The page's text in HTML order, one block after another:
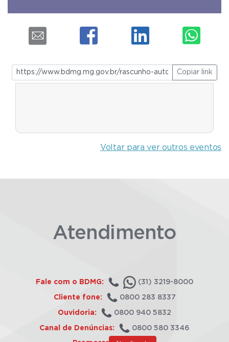
Copiar link
Voltar para ver outros eventos
Atendimento
Fale com o BDMG: (31) 3219-8000
Cliente fone: 0800 283 8337
Ouvidoria: 0800 940 5832
Canal de Denúncias: 0800 580 3346